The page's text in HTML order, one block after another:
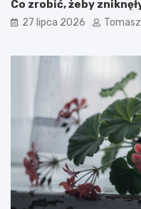
Co zrobić, żeby
27 lipca 2026